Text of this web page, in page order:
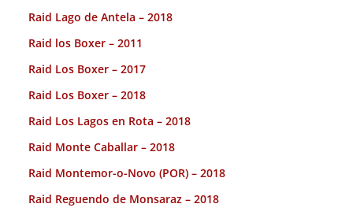
Raid Lago de Antela – 2018
Raid los Boxer – 2011
Raid Los Boxer – 2017
Raid Los Boxer – 2018
Raid Los Lagos en Rota – 2018
Raid Monte Caballar – 2018
Raid Montemor-o-Novo (POR) – 2018
Raid Reguendo de Monsaraz – 2018